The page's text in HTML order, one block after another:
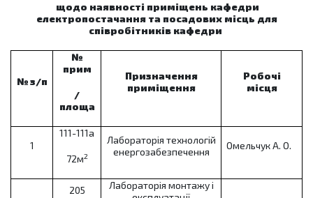
щодо наявності приміщень кафедри
електропостачання та посадових місць для
співробітників кафедри
№ з/п
№
прим
/
площа
Призначення
приміщення
Робочі
місця
1
111-111а
72м2
Лабораторія технологій
енергозабезпечення
Омельчук А. О.
205
Лабораторія монтажу і